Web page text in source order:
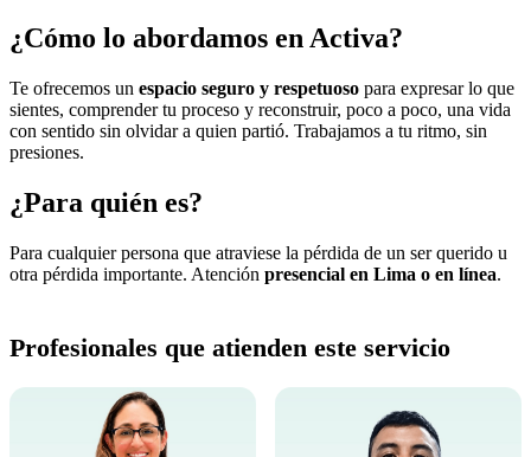
¿Cómo lo abordamos en Activa?
Te ofrecemos un espacio seguro y respetuoso para expresar lo que
sientes, comprender tu proceso y reconstruir, poco a poco, una vida
con sentido sin olvidar a quien partió. Trabajamos a tu ritmo, sin
presiones.
¿Para quién es?
Para cualquier persona que atraviese la pérdida de un ser querido u
otra pérdida importante. Atención presencial en Lima o en línea.
Profesionales que atienden este servicio